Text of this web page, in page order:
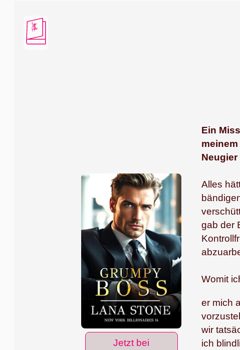
Jetzt bei
Ein
Alles
gab der
Womit
er mich
wir
ich
Liebe
&
Hiebe